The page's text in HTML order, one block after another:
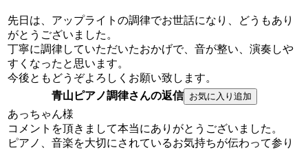
先日は、アップライトの調律でお世話になり、どうもあり
がとうございました。
丁寧に調律していただいたおかげで、音が整い、演奏しや
すくなったと思います。
今後ともどうぞよろしくお願い致します。
青山ピアノ調律さんの返信
あっちゃん様
コメントを頂きまして本当にありがとうございました。
ピアノ、音楽を大切にされているお気持ちが伝わって参り